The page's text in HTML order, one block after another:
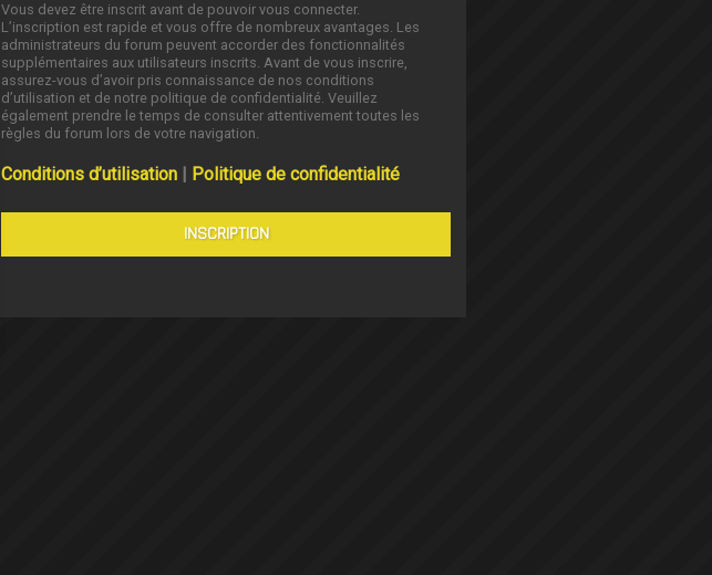
Vous devez être inscrit avant de pouvoir vous connecter.
L’inscription est rapide et vous offre de nombreux avantages. Les
administrateurs du forum peuvent accorder des fonctionnalités
supplémentaires aux utilisateurs inscrits. Avant de vous inscrire,
assurez-vous d’avoir pris connaissance de nos conditions
d’utilisation et de notre politique de confidentialité. Veuillez
également prendre le temps de consulter attentivement toutes les
règles du forum lors de votre navigation.
Conditions d’utilisation Politique de confidentialité
INSCRIPTION